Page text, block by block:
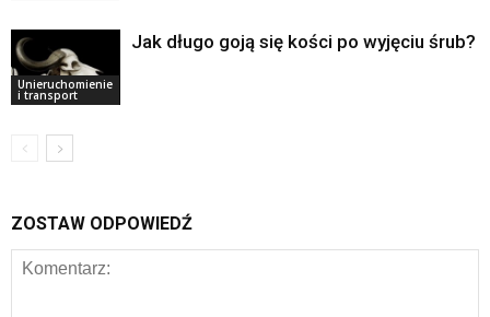
Unieruchomienie
i transport
Jak długo goją się kości po wyjęciu śrub?
ZOSTAW ODPOWIEDŹ